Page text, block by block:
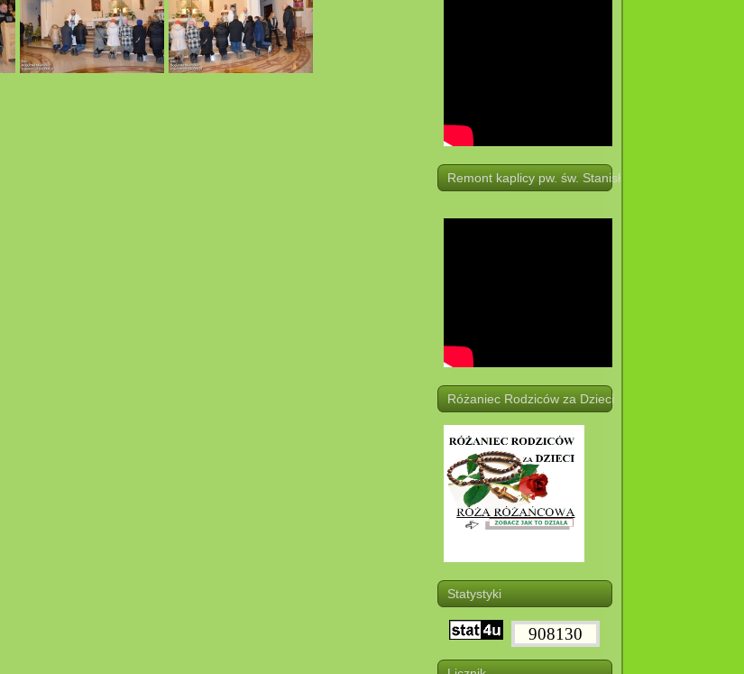
r.
r.
Święta.14.04.2022 r.
Remont kaplicy pw. św. Stanisława w Potoczku
Różaniec Rodziców za Dzieci
Statystyki
908130